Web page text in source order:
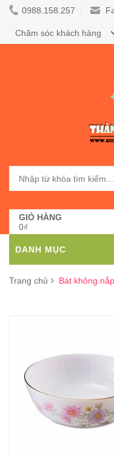
0988.158.257
Chăm sóc khách hàng
GIỎ HÀNG
0₫
DANH MỤC
Trang chủ Bát không